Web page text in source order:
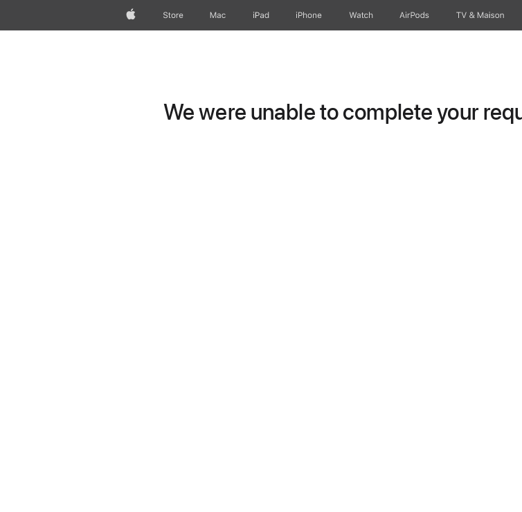
AppleStore Mac iPad iPhone Watch AirPods TV & Maison
We were unable to complete your